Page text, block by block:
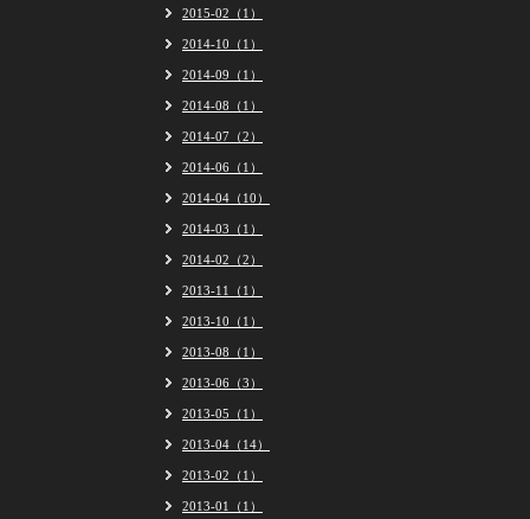
2015-02（1）
2014-10（1）
2014-09（1）
2014-08（1）
2014-07（2）
2014-06（1）
2014-04（10）
2014-03（1）
2014-02（2）
2013-11（1）
2013-10（1）
2013-08（1）
2013-06（3）
2013-05（1）
2013-04（14）
2013-02（1）
2013-01（1）